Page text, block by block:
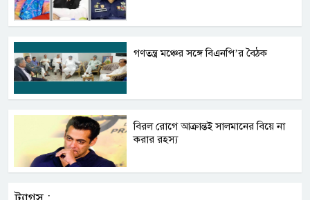
গণতন্ত্র মঞ্চের সঙ্গে বিএনপি’র বৈঠক
বিরল রোগে আক্রান্তই সালমানের বিয়ে না
করার রহস্য